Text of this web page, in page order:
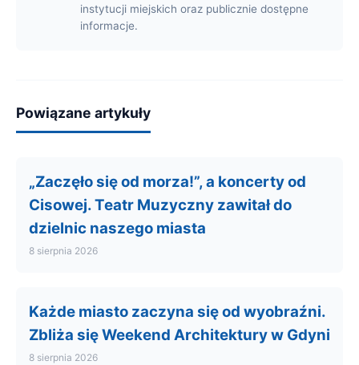
instytucji miejskich oraz publicznie dostępne
informacje.
Powiązane artykuły
„Zaczęło się od morza!”, a koncerty od
Cisowej. Teatr Muzyczny zawitał do
dzielnic naszego miasta
8 sierpnia 2026
Każde miasto zaczyna się od wyobraźni.
Zbliża się Weekend Architektury w Gdyni
8 sierpnia 2026